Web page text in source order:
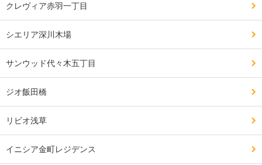
クレヴィア赤羽一丁目
シエリア深川木場
サンウッド代々木五丁目
ジオ飯田橋
リビオ浅草
イニシア金町レジデンス